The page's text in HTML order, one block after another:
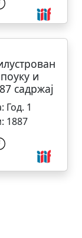
и
садржај
Год. 1
1887